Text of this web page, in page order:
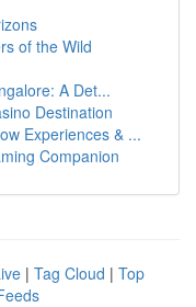
of the Wild
A Det...
Destination
Experiences & ...
Companion
| Tag Cloud | Top